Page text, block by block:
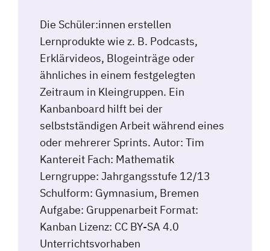
Die Schüler:innen erstellen
Lernprodukte wie z. B. Podcasts,
Erklärvideos, Blogeinträge oder
ähnliches in einem festgelegten
Zeitraum in Kleingruppen. Ein
Kanbanboard hilft bei der
selbstständigen Arbeit während eines
oder mehrerer Sprints. Autor: Tim
Kantereit Fach: Mathematik
Lerngruppe: Jahrgangsstufe 12/13
Schulform: Gymnasium, Bremen
Aufgabe: Gruppenarbeit Format:
Kanban Lizenz: CC BY-SA 4.0
Unterrichtsvorhaben